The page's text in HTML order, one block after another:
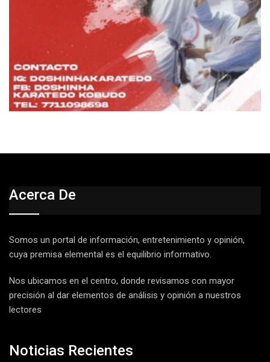
Acerca De
Somos un portal de información, entretenimiento y opinión,
cuya premisa elemental es el equilibrio informativo.
Nos ubicamos en el centro, donde revisamos con mayor
precisión al dar elementos de análisis y opinión a nuestros
lectores
Noticias Recientes